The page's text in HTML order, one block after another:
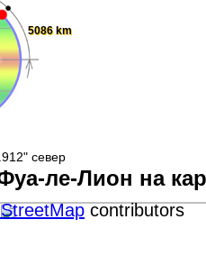
5086 km
север
ле-Лион на
contributors